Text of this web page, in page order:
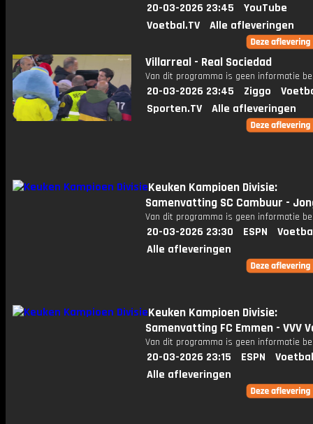
20-03-2026 23:45
YouTube
Voetbal.TV
Alle afleveringen
Villarreal - Real Sociedad
Van dit programma is geen informatie
20-03-2026 23:45 Ziggo
Sporten.TV
Alle afleveringen
Keuken Kampioen Divisie:
Samenvatting SC Cambuur -
Van dit programma is geen informatie
20-03-2026 23:30 ESPN
Alle afleveringen
Keuken Kampioen Divisie:
Samenvatting FC Emmen - VVV
Van dit programma is geen informatie
20-03-2026 23:15 ESPN
Alle afleveringen